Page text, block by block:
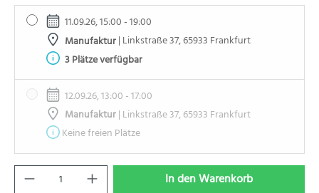
11.09.26, 15:00 - 19:00
Manufaktur| Linkstraße 37, 65933 Frankfurt
3 Plätze verfügbar
12.09.26, 13:00 - 17:00
Manufaktur| Linkstraße 37, 65933 Frankfurt
Keine freien Plätze
In den Warenkorb